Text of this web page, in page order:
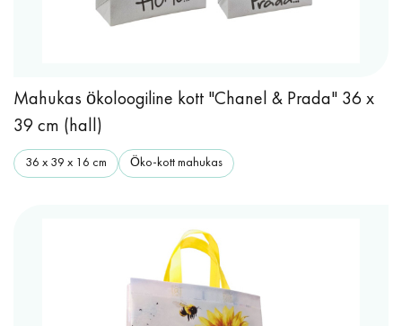
Mahukas ökoloogiline kott "Chanel & Prada" 36 x
39 cm (hall)
36 x 39 x 16 cm Öko-kott mahukas